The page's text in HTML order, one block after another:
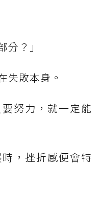
分？」
失敗本身。
努力，就一定能
，挫折感便會特